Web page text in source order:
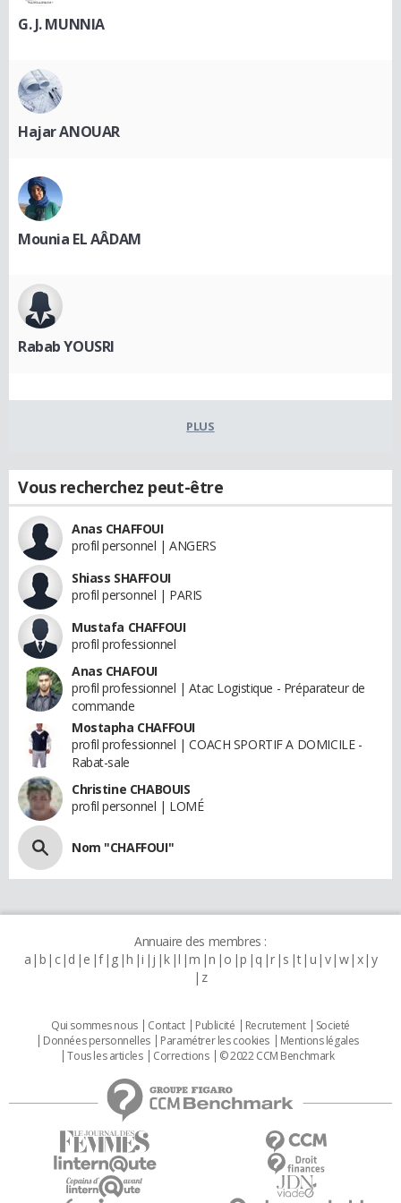
G. J. MUNNIA
Hajar ANOUAR
Mounia EL AÂDAM
Rabab YOUSRI
PLUS
Vous recherchez peut-être
Anas CHAFFOUI
profil personnel | ANGERS
Shiass SHAFFOUI
profil personnel | PARIS
Mustafa CHAFFOUI
profil professionnel
Anas CHAFOUI
profil professionnel | Atac Logistique - Préparateur de
commande
Mostapha CHAFFOUI
profil professionnel | COACH SPORTIF A DOMICILE -
Rabat-sale
Christine CHABOUIS
profil personnel | LOMÉ
Nom "CHAFFOUI"
Annuaire des membres :
a b c d e f g h i j k l m n o p q r s t u v w x y
z
Qui sommes nous Contact Publicité Recrutement
Societé
Données personnelles
Paramétrer les cookies
Mentions légales
Tous les articles
Corrections © 2022 CCM Benchmark